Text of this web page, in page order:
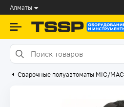
Алматы
Сварочные полуавтоматы MIG/MAG